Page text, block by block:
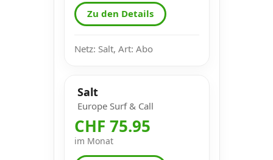
Zu den Details
Netz: Salt, Art: Abo
Salt
Europe Surf & Call
CHF 75.95
im Monat